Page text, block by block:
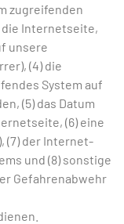
zugreifenden
die Internetseite,
unsere
(4) die
System auf
(5) das Datum
(6) eine
(7) der Internet-
und (8) sonstige
Gefahrenabwehr